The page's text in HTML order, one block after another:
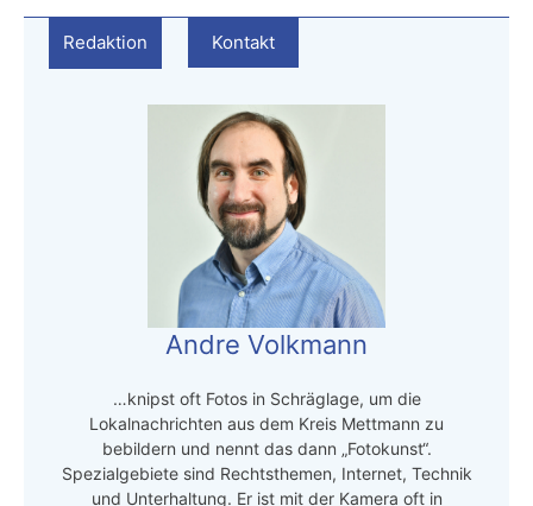
Redaktion Kontakt
Andre Volkmann
…knipst oft Fotos in Schräglage, um die
Lokalnachrichten aus dem Kreis Mettmann zu
bebildern und nennt das dann „Fotokunst“.
Spezialgebiete sind Rechtsthemen, Internet, Technik
und Unterhaltung. Er ist mit der Kamera oft in